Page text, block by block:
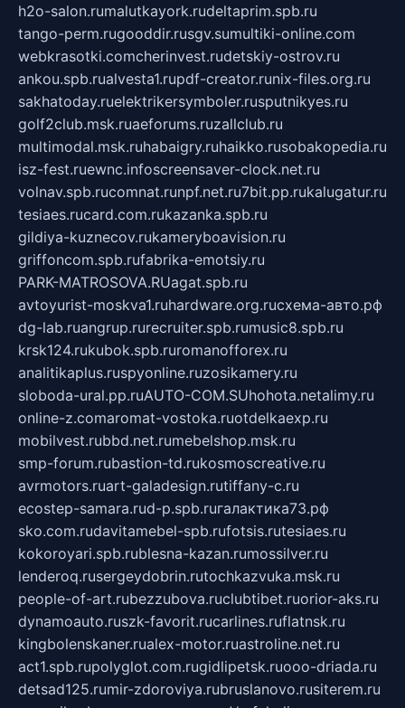
h2o-salon.rumalutkayork.rudeltaprim.spb.ru
tango-perm.rugooddir.rusgv.sumultiki-online.com
webkrasotki.comcherinvest.rudetskiy-ostrov.ru
ankou.spb.rualvesta1.rupdf-creator.runix-files.org.ru
sakhatoday.ruelektrikersymboler.rusputnikyes.ru
golf2club.msk.ruaeforums.ruzallclub.ru
multimodal.msk.ruhabaigry.ruhaikko.rusobakopedia.ru
isz-fest.ruewnc.infoscreensaver-clock.net.ru
volnav.spb.rucomnat.runpf.net.ru7bit.pp.rukalugatur.ru
tesiaes.rucard.com.rukazanka.spb.ru
gildiya-kuznecov.rukameryboavision.ru
griffoncom.spb.rufabrika-emotsiy.ru
PARK-MATROSOVA.RUagat.spb.ru
avtoyurist-moskva1.ruhardware.org.ruсхема-авто.рф
dg-lab.ruangrup.rurecruiter.spb.rumusic8.spb.ru
krsk124.rukubok.spb.ruromanofforex.ru
analitikaplus.ruspyonline.ruzosikamery.ru
sloboda-ural.pp.ruAUTO-COM.SUhohota.netalimy.ru
online-z.comaromat-vostoka.ruotdelkaexp.ru
mobilvest.rubbd.net.rumebelshop.msk.ru
smp-forum.rubastion-td.rukosmoscreative.ru
avrmotors.ruart-galadesign.rutiffany-c.ru
ecostep-samara.rud-p.spb.ruгалактика73.рф
sko.com.rudavitamebel-spb.rufotsis.rutesiaes.ru
kokoroyari.spb.rublesna-kazan.rumossilver.ru
lenderoq.rusergeydobrin.rutochkazvuka.msk.ru
people-of-art.rubezzubova.ruclubtibet.ruorior-aks.ru
dynamoauto.ruszk-favorit.rucarlines.ruflatnsk.ru
kingbolenskaner.rualex-motor.ruastroline.net.ru
act1.spb.rupolyglot.com.rugidlipetsk.ruooo-driada.ru
detsad125.rumir-zdoroviya.rubruslanovo.rusiterem.ru